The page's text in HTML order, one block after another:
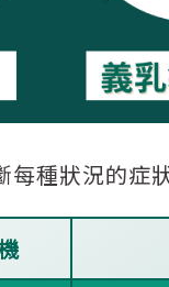
每種狀況的症